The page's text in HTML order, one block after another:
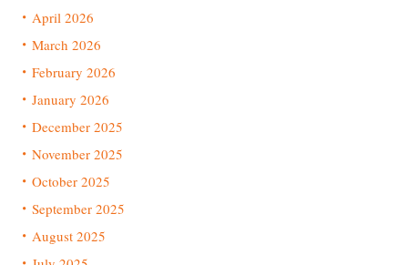
April 2026
March 2026
February 2026
January 2026
December 2025
November 2025
October 2025
September 2025
August 2025